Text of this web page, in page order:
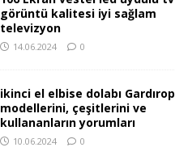
görüntü kalitesi iyi sağlam
televizyon
14.06.2024 0
ikinci el elbise dolabı Gardırop
modellerini, çeşitlerini ve
kullananların yorumları
10.06.2024 0